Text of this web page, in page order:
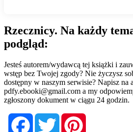
Rzecznicy. Na każdy
podgląd:
Jesteś autorem/wydawcą tej książki i
wstęp bez Twojej zgody? Nie życzysz
dostępny w naszym serwisie? Napisz na
pdfy.ebooki@gmail.com a my
zgłoszony dokument w ciągu 24 godzin.
FacebookTwitter